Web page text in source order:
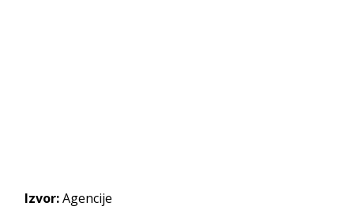
Izvor:Agencije